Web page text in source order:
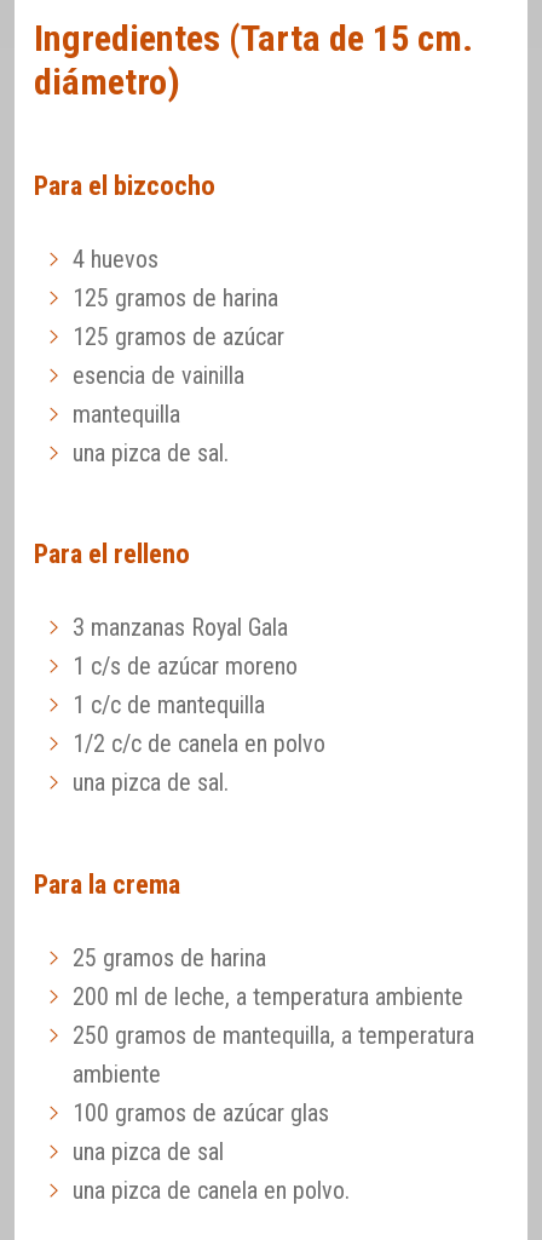
Ingredientes (Tarta de 15 cm.
diámetro)
Para el bizcocho
4 huevos
125 gramos de harina
125 gramos de azúcar
esencia de vainilla
mantequilla
una pizca de sal.
Para el relleno
3 manzanas Royal Gala
1 c/s de azúcar moreno
1 c/c de mantequilla
1/2 c/c de canela en polvo
una pizca de sal.
Para la crema
25 gramos de harina
200 ml de leche, a temperatura ambiente
250 gramos de mantequilla, a temperatura
ambiente
100 gramos de azúcar glas
una pizca de sal
una pizca de canela en polvo.